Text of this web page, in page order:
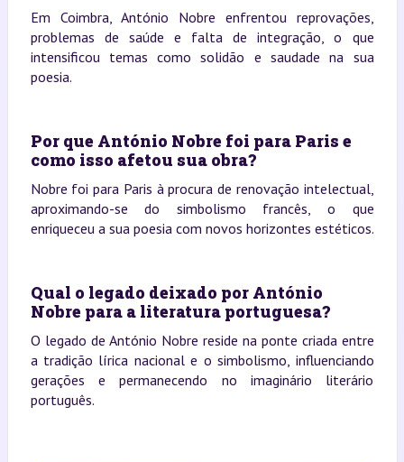
Em Coimbra, António Nobre enfrentou reprovações,
problemas de saúde e falta de integração, o que
intensificou temas como solidão e saudade na sua
poesia.
Por que António Nobre foi para Paris e
como isso afetou sua obra?
Nobre foi para Paris à procura de renovação intelectual,
aproximando-se do simbolismo francês, o que
enriqueceu a sua poesia com novos horizontes estéticos.
Qual o legado deixado por António
Nobre para a literatura portuguesa?
O legado de António Nobre reside na ponte criada entre
a tradição lírica nacional e o simbolismo, influenciando
gerações e permanecendo no imaginário literário
português.